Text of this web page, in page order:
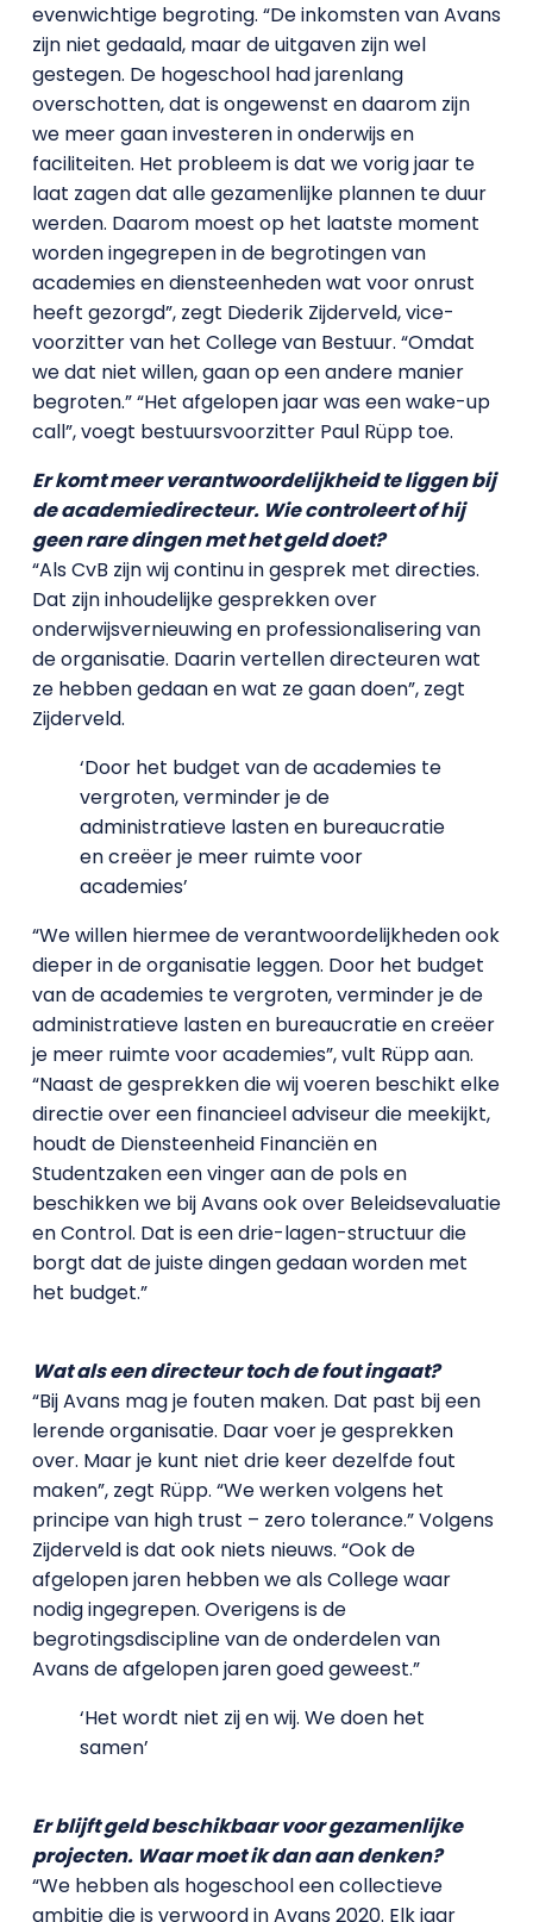
evenwichtige begroting. “De inkomsten van Avans
zijn niet gedaald, maar de uitgaven zijn wel
gestegen. De hogeschool had jarenlang
overschotten, dat is ongewenst en daarom zijn
we meer gaan investeren in onderwijs en
faciliteiten. Het probleem is dat we vorig jaar te
laat zagen dat alle gezamenlijke plannen te duur
werden. Daarom moest op het laatste moment
worden ingegrepen in de begrotingen van
academies en diensteenheden wat voor onrust
heeft gezorgd”, zegt Diederik Zijderveld, vice-
voorzitter van het College van Bestuur. “Omdat
we dat niet willen, gaan op een andere manier
begroten.” “Het afgelopen jaar was een wake-up
call”, voegt bestuursvoorzitter Paul Rüpp toe.
Er komt meer verantwoordelijkheid te liggen bij
de academiedirecteur. Wie controleert of hij
geen rare dingen met het geld doet?
“Als CvB zijn wij continu in gesprek met directies.
Dat zijn inhoudelijke gesprekken over
onderwijsvernieuwing en professionalisering van
de organisatie. Daarin vertellen directeuren wat
ze hebben gedaan en wat ze gaan doen”, zegt
Zijderveld.
‘Door het budget van de academies te
vergroten, verminder je de
administratieve lasten en bureaucratie
en creëer je meer ruimte voor
academies’
“We willen hiermee de verantwoordelijkheden ook
dieper in de organisatie leggen. Door het budget
van de academies te vergroten, verminder je de
administratieve lasten en bureaucratie en creëer
je meer ruimte voor academies”, vult Rüpp aan.
“Naast de gesprekken die wij voeren beschikt elke
directie over een financieel adviseur die meekijkt,
houdt de Diensteenheid Financiën en
Studentzaken een vinger aan de pols en
beschikken we bij Avans ook over Beleidsevaluatie
en Control. Dat is een drie-lagen-structuur die
borgt dat de juiste dingen gedaan worden met
het budget.”
Wat als een directeur toch de fout ingaat?
“Bij Avans mag je fouten maken. Dat past bij een
lerende organisatie. Daar voer je gesprekken
over. Maar je kunt niet drie keer dezelfde fout
maken”, zegt Rüpp. “We werken volgens het
principe van high trust – zero tolerance.” Volgens
Zijderveld is dat ook niets nieuws. “Ook de
afgelopen jaren hebben we als College waar
nodig ingegrepen. Overigens is de
begrotingsdiscipline van de onderdelen van
Avans de afgelopen jaren goed geweest.”
‘Het wordt niet zij en wij. We doen het
samen’
Er blijft geld beschikbaar voor gezamenlijke
projecten. Waar moet ik dan aan denken?
“We hebben als hogeschool een collectieve
ambitie die is verwoord in Avans 2020. Elk jaar